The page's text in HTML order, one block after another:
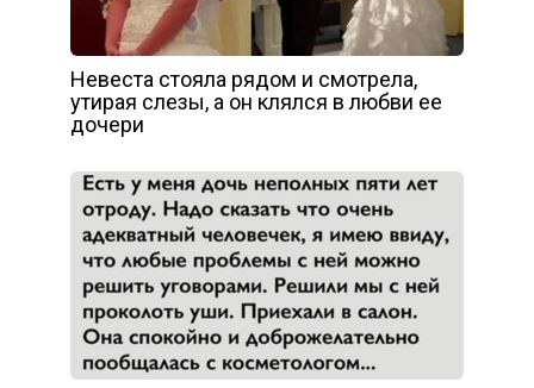
Невеста стояла рядом и смотрела,
утирая слезы, а он клялся в любви ее
дочери